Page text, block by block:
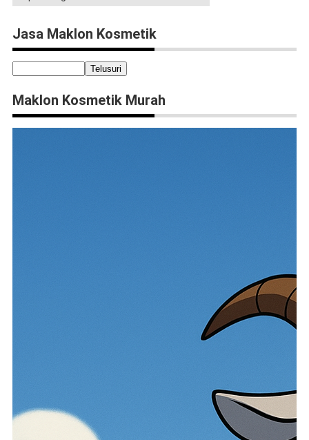
Jasa Maklon Kosmetik
Maklon Kosmetik Murah